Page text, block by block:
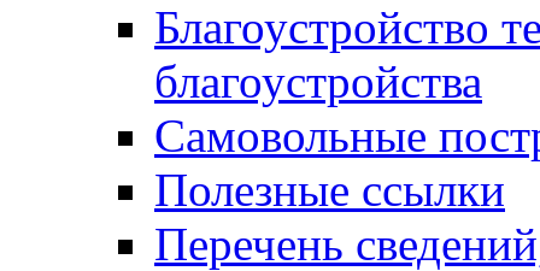
Благоустройство
благоустройства
Самовольные
Полезные ссылки
Перечень